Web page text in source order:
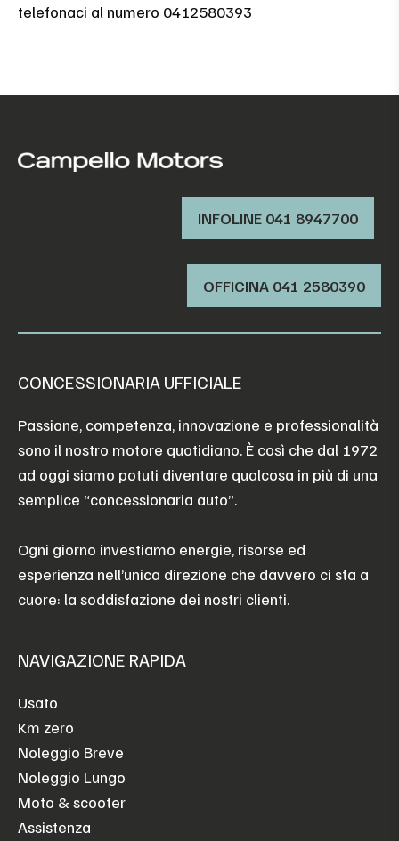
telefonaci al numero 0412580393
INFOLINE 041 8947700
OFFICINA ‭041 2580390‬
CONCESSIONARIA UFFICIALE
Passione, competenza, innovazione e professionalità
sono il nostro motore quotidiano. È così che dal 1972
ad oggi siamo potuti diventare qualcosa in più di una
semplice “concessionaria auto”.
Ogni giorno investiamo energie, risorse ed
esperienza nell’unica direzione che davvero ci sta a
cuore: la soddisfazione dei nostri clienti.
NAVIGAZIONE RAPIDA
Usato
Km zero
Noleggio Breve
Noleggio Lungo
Moto & scooter
Assistenza